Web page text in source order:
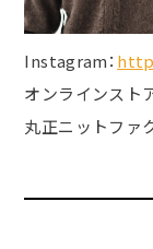
Instagram：
オンラインストア
丸正ニットファ